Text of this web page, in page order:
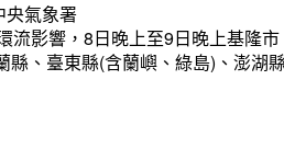
央氣象署
流影響，8日晚上至9日晚上基隆
縣、臺東縣(含蘭嶼、綠島)、澎湖